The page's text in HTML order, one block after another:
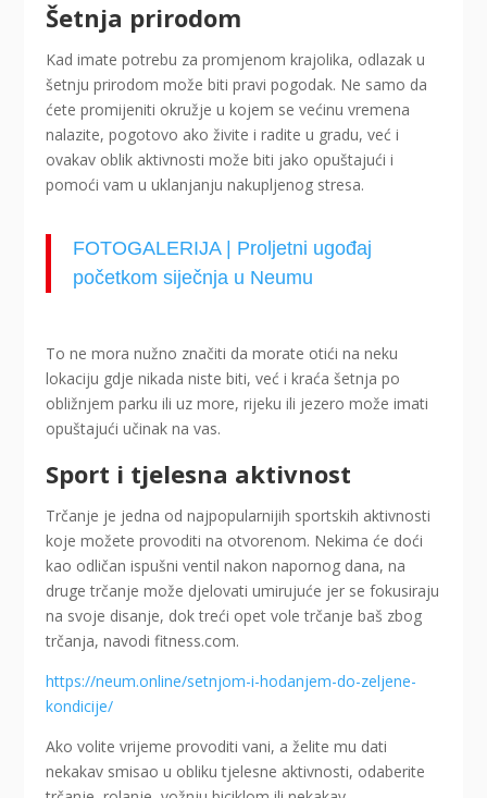
Šetnja prirodom
Kad imate potrebu za promjenom krajolika, odlazak u
šetnju prirodom može biti pravi pogodak. Ne samo da
ćete promijeniti okružje u kojem se većinu vremena
nalazite, pogotovo ako živite i radite u gradu, već i
ovakav oblik aktivnosti može biti jako opuštajući i
pomoći vam u uklanjanju nakupljenog stresa.
FOTOGALERIJA | Proljetni ugođaj
početkom siječnja u Neumu
To ne mora nužno značiti da morate otići na neku
lokaciju gdje nikada niste biti, već i kraća šetnja po
obližnjem parku ili uz more, rijeku ili jezero može imati
opuštajući učinak na vas.
Sport i tjelesna aktivnost
Trčanje je jedna od najpopularnijih sportskih aktivnosti
koje možete provoditi na otvorenom. Nekima će doći
kao odličan ispušni ventil nakon napornog dana, na
druge trčanje može djelovati umirujuće jer se fokusiraju
na svoje disanje, dok treći opet vole trčanje baš zbog
trčanja, navodi fitness.com.
https://neum.online/setnjom-i-hodanjem-do-zeljene-
kondicije/
Ako volite vrijeme provoditi vani, a želite mu dati
nekakav smisao u obliku tjelesne aktivnosti, odaberite